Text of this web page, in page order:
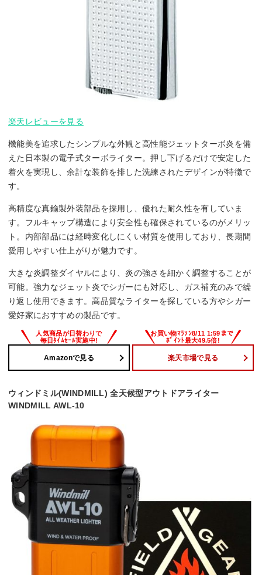
楽天レビューを見る
機能美を追求したシンプルな外観と高性能ジェットターボ炎を備
えた日本製の電子式ターボライター。押し下げるだけで安定した
着火を実現し、余計な装飾を排した洗練されたデザインが特徴で
す。
高精度な真鍮製外装部品を採用し、優れた耐久性を有していま
す。フルキャップ構造により安全性も確保されているのがメリッ
ト。内部部品には経時変化しにくい材質を使用しており、長期間
愛用しやすい仕上がりが魅力です。
大きな炎調整ダイヤルにより、炎の強さを細かく調整することが
可能。強力なジェット炎でシガーにも対応し、ガス補充のみで繰
り返し使用できます。高品質なライターを探している方やシガー
愛好家におすすめの製品です。
Amazonで見る 楽天市場で見る
ウィンドミル(WINDMILL) 全天候型アウトドアライター
WINDMILL AWL-10